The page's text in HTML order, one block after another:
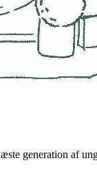
generation af